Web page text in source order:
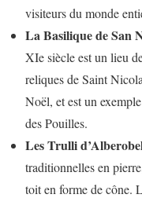
visiteurs du monde
La Basilique de San
XIe siècle est un lieu
reliques de Saint
Noël, et est un
des Pouilles.
Les Trulli
traditionnelles en
toit en forme de cône.